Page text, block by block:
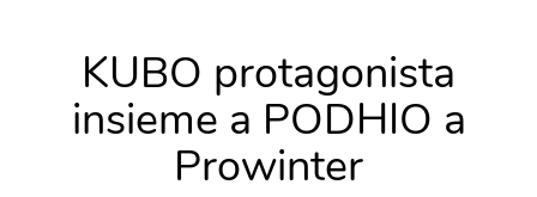
KUBO protagonista
insieme a PODHIO a
Prowinter